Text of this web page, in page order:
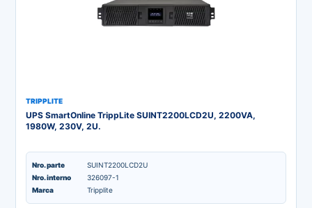
TRIPPLITE
UPS SmartOnline TrippLite SUINT2200LCD2U, 2200VA,
1980W, 230V, 2U.
Nro. parte
SUINT2200LCD2U
Nro. interno
326097-1
Marca
Tripplite